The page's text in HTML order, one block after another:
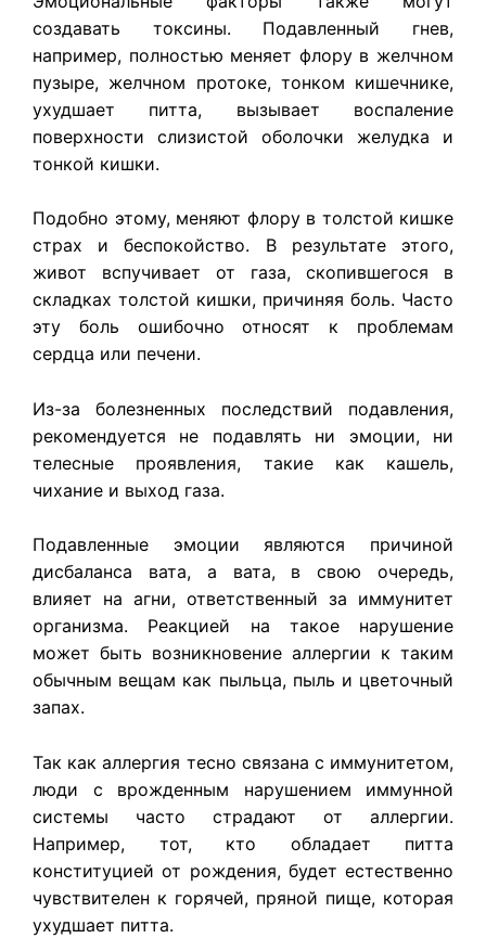
создавать токсины. Подавленный гнев,
например, полностью меняет флору в желчном
пузыре, желчном протоке, тонком кишечнике,
ухудшает питта, вызывает воспаление
поверхности слизистой оболочки желудка и
тонкой кишки.
Подобно этому, меняют флору в толстой кишке
страх и беспокойство. В результате этого,
живот вспучивает от газа, скопившегося в
складках толстой кишки, причиняя боль. Часто
эту боль ошибочно относят к проблемам
сердца или печени.
Из-за болезненных последствий подавления,
рекомендуется не подавлять ни эмоции, ни
телесные проявления, такие как кашель,
чихание и выход газа.
Подавленные эмоции являются причиной
дисбаланса вата, а вата, в свою очередь,
влияет на агни, ответственный за иммунитет
организма. Реакцией на такое нарушение
может быть возникновение аллергии к таким
обычным вещам как пыльца, пыль и цветочный
запах.
Так как аллергия тесно связана с иммунитетом,
люди с врожденным нарушением иммунной
системы часто страдают от аллергии.
Например, тот, кто обладает питта
конституцией от рождения, будет естественно
чувствителен к горячей, пряной пище, которая
ухудшает питта.